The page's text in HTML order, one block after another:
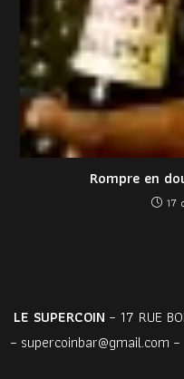
Rompre en
17
LE SUPERCOIN – 17 RUE
– supercoinbar@gmail.com –